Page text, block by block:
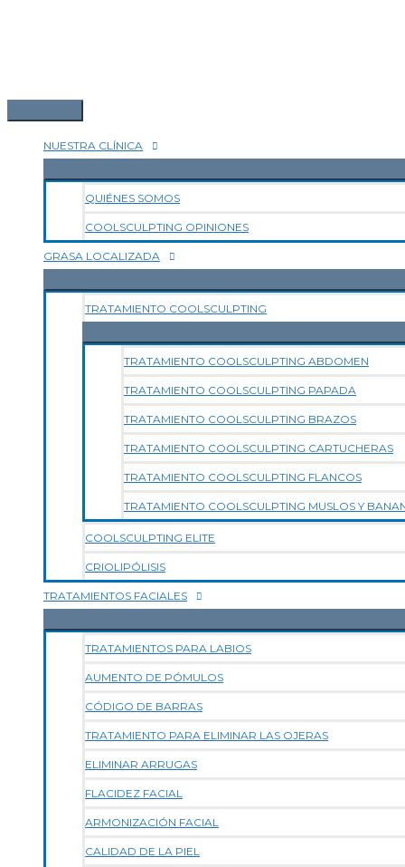
NUESTRA CLÍNICA
QUIÉNES SOMOS
COOLSCULPTING OPINIONES
GRASA LOCALIZADA
TRATAMIENTO COOLSCULPTING
TRATAMIENTO COOLSCULPTING ABDOMEN
TRATAMIENTO COOLSCULPTING PAPADA
TRATAMIENTO COOLSCULPTING BRAZOS
TRATAMIENTO COOLSCULPTING CARTUCHERAS
TRATAMIENTO COOLSCULPTING FLANCOS
TRATAMIENTO COOLSCULPTING MUSLOS Y
COOLSCULPTING ELITE
CRIOLIPÓLISIS
TRATAMIENTOS FACIALES
TRATAMIENTOS PARA LABIOS
AUMENTO DE PÓMULOS
CÓDIGO DE BARRAS
TRATAMIENTO PARA ELIMINAR LAS OJERAS
ELIMINAR ARRUGAS
FLACIDEZ FACIAL
ARMONIZACIÓN FACIAL
CALIDAD DE LA PIEL